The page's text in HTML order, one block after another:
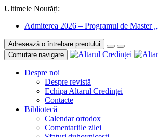
Ultimele Noutăți:
Admiterea 2026 – Programul de Master
Adresează o întrebare preotului
Comutare navigare
Despre noi
Despre revistă
Echipa Altarul Credinței
Contacte
Bibliotecă
Calendar ortodox
Comentariile zilei